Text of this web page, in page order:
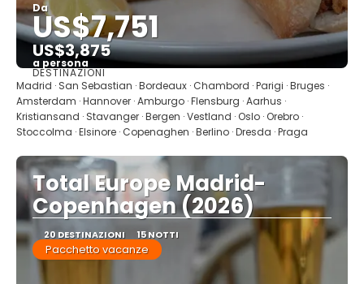
Da
US$7,751
US$3,875
a persona
Vedere
DESTINAZIONI
Madrid · San Sebastian · Bordeaux · Chambord · Parigi · Bruges ·
Amsterdam · Hannover · Amburgo · Flensburg · Aarhus ·
Kristiansand · Stavanger · Bergen · Vestland · Oslo · Orebro ·
Stoccolma · Elsinore · Copenaghen · Berlino · Dresda · Praga
Total Europe Madrid-
Copenhagen (2026)
20 DESTINAZIONI 15 NOTTI
Pacchetto vacanze